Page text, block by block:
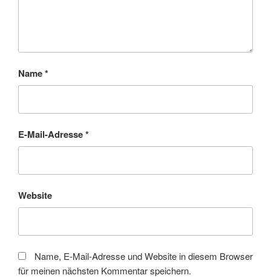
Name*
E-Mail-Adresse*
Website
Name, E-Mail-Adresse und Website in diesem Browser
für meinen nächsten Kommentar speichern.